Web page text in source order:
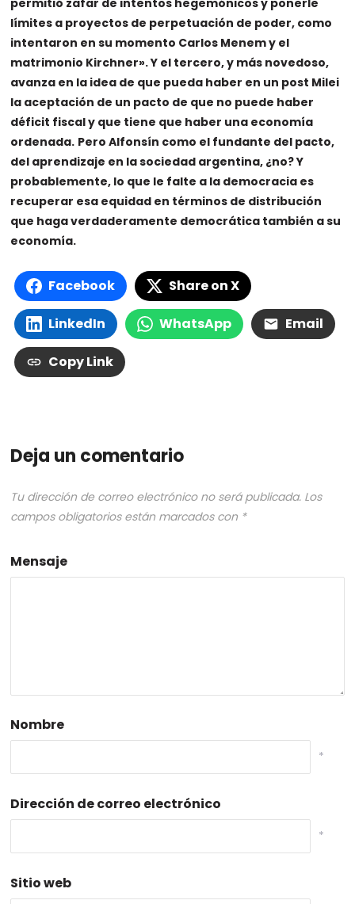
permitió zafar de intentos hegemónicos y ponerle
límites a proyectos de perpetuación de poder, como
intentaron en su momento Carlos Menem y el
matrimonio Kirchner». Y el tercero, y más novedoso,
avanza en la idea de que pueda haber en un post Milei
la aceptación de un pacto de que no puede haber
déficit fiscal y que tiene que haber una economía
ordenada. Pero Alfonsín como el fundante del pacto,
del aprendizaje en la sociedad argentina, ¿no? Y
probablemente, lo que le falte a la democracia es
recuperar esa equidad en términos de distribución
que haga verdaderamente democrática también a su
economía.
Facebook Share on X
LinkedIn WhatsApp Email
Copy Link
Deja un comentario
Tu dirección de correo electrónico no será publicada. Los
campos obligatorios están marcados con *
Mensaje
Nombre
*
Dirección de correo electrónico
*
Sitio web